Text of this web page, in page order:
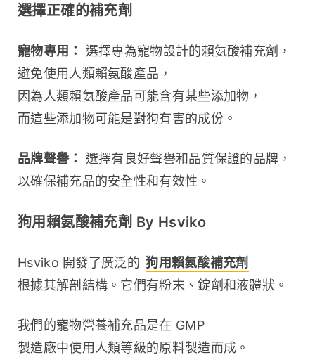
選擇正確的補充劑
寵物專用：
選擇專為寵物設計的賴氨酸補充劑，
避免使用人類賴氨酸產品，
因為人類賴氨酸產品可能含有某些添加物，
而這些添加物可能是對狗有害的成份。
品牌聲譽：
選擇有良好聲譽和品質保證的品牌，
以確保補充品的安全性和有效性。
狗用賴氨酸補充劑 By Hsviko
Hsviko 開發了廣泛的 狗用賴氨酸補充劑
根據其解剖結構。它們有粉末、錠劑和液體狀。
我們的寵物營養補充品是在 GMP
製造廠中使用人類等級的原料製造而成。